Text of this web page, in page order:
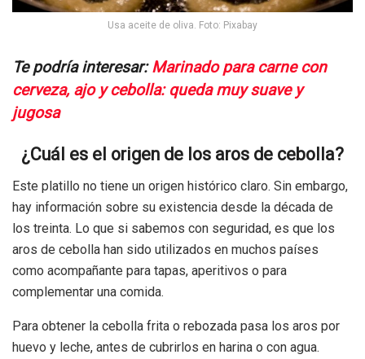
Usa aceite de oliva. Foto: Pixabay
Te podría interesar:Marinado para carne con
cerveza, ajo y cebolla: queda muy suave y
jugosa
¿Cuál es el origen de los aros de cebolla?
Este platillo no tiene un origen histórico claro. Sin embargo,
hay información sobre su existencia desde la década de
los treinta. Lo que si sabemos con seguridad, es que los
aros de cebolla han sido utilizados en muchos países
como acompañante para tapas, aperitivos o para
complementar una comida.
Para obtener la cebolla frita o rebozada pasa los aros por
huevo y leche, antes de cubrirlos en harina o con agua.